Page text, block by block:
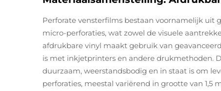
Perforate vensterfilms bestaan voornamelijk uit
micro-perforaties, wat zowel de visuele
afdrukbare vinyl maakt gebruik van
is met inkjetprinters en andere drukmethoden.
duurzaam, weerstandsbodig en in staat is om
perforaties, meestal variërend in grootte van